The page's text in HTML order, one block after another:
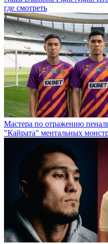
где смотреть
Мастера по отражению
"Кайрата" ментальных